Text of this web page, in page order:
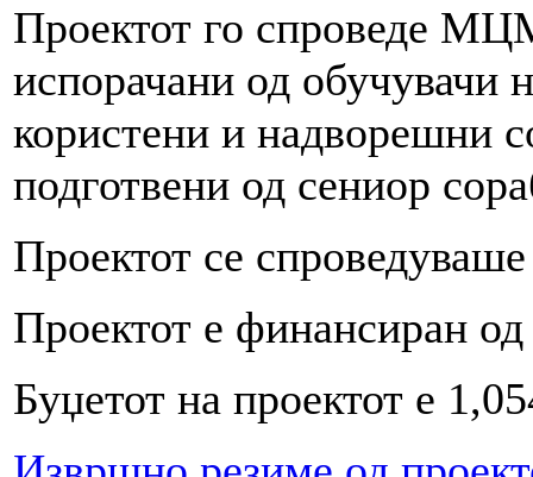
Проектот го спроведе
испорачани од
користени и надворешни
подготвени од сениор
Проектот се
Проектот е финансиран
Буџетот на проектот е